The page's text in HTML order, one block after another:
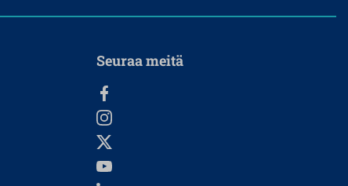
Seuraa meitä